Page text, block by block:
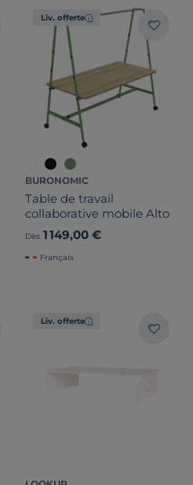
Liv. offerte
BURONOMIC
Table de travail
collaborative mobile Alto
Dès 1 149,00 €
Français
Liv. offerte